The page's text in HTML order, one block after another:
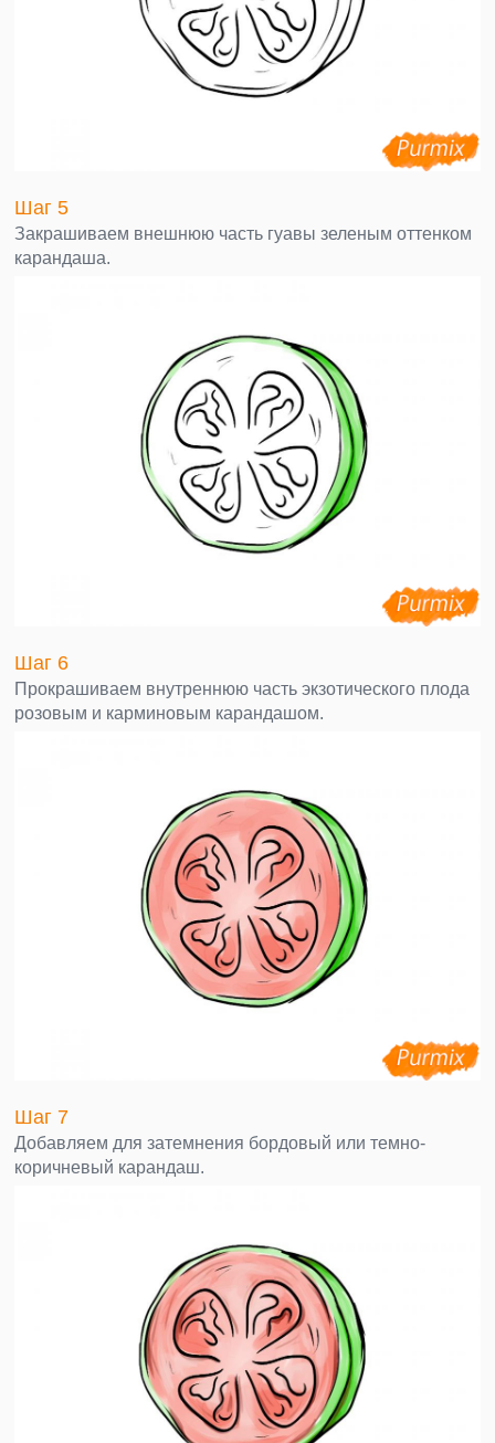
Шаг 5
Закрашиваем внешнюю часть гуавы зеленым оттенком
карандаша.
Шаг 6
Прокрашиваем внутреннюю часть экзотического плода
розовым и карминовым карандашом.
Шаг 7
Добавляем для затемнения бордовый или темно-
коричневый карандаш.